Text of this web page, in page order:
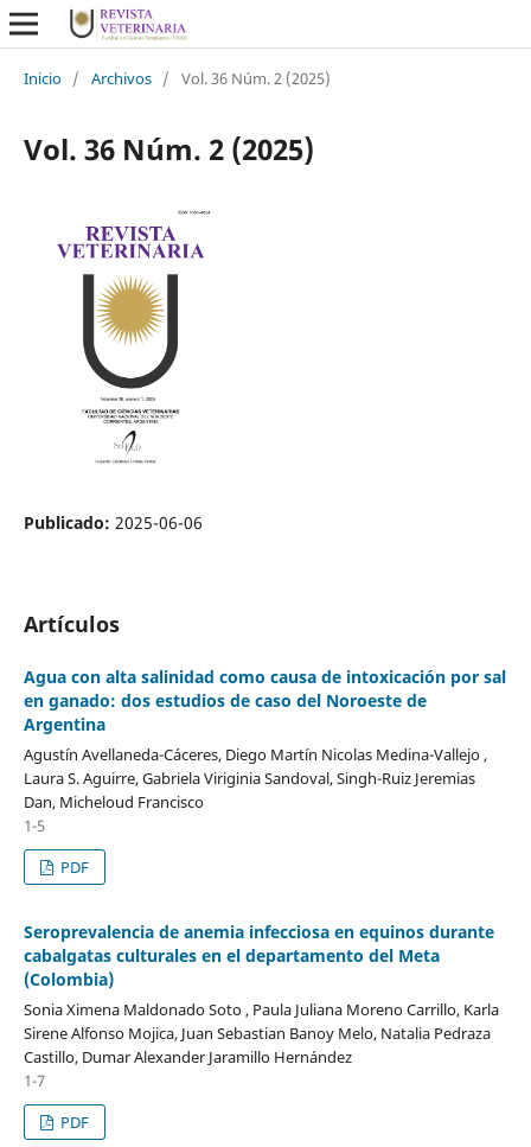
Inicio / Archivos / Vol. 36 Núm. 2 (2025)
Vol. 36 Núm. 2 (2025)
Publicado: 2025-06-06
Artículos
Agua con alta salinidad como causa de intoxicación por sal
en ganado: dos estudios de caso del Noroeste de
Argentina
Agustín Avellaneda-Cáceres, Diego Martín Nicolas Medina-Vallejo ,
Laura S. Aguirre, Gabriela Viriginia Sandoval, Singh-Ruiz Jeremias
Dan, Micheloud Francisco
1-5
PDF
Seroprevalencia de anemia infecciosa en equinos durante
cabalgatas culturales en el departamento del Meta
(Colombia)
Sonia Ximena Maldonado Soto , Paula Juliana Moreno Carrillo, Karla
Sirene Alfonso Mojica, Juan Sebastian Banoy Melo, Natalia Pedraza
Castillo, Dumar Alexander Jaramillo Hernández
1-7
PDF